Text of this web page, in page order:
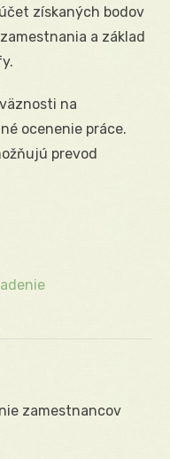
získaných bodov
a základ
na
ocenenie práce.
prevod
zamestnancov